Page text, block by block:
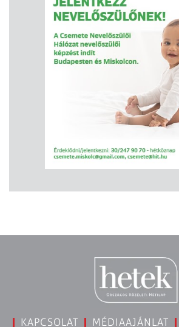
KAPCSOLAT MÉDIAAJÁNLAT